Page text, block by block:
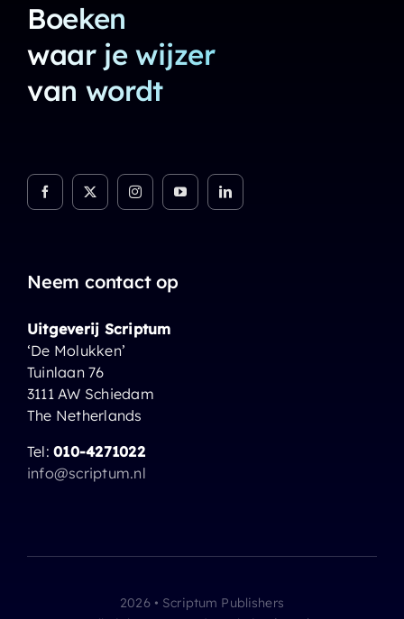
Boeken
waar je wijzer
van wordt
Neem contact op
Uitgeverij Scriptum
‘De Molukken’
Tuinlaan 76
3111 AW Schiedam
The Netherlands
Tel:010-4271022
info@scriptum.nl
2026 • Scriptum Publishers